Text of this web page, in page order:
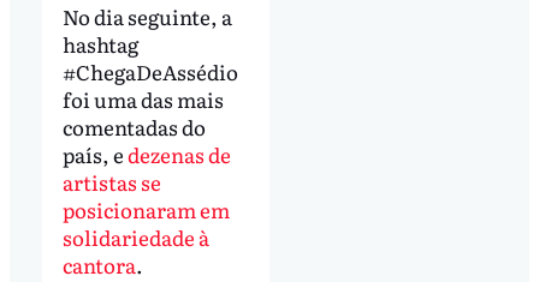
No dia seguinte, a
hashtag
#ChegaDeAssédio
foi uma das mais
comentadas do
país, edezenas de
artistas se
posicionaram em
solidariedade à
cantora.